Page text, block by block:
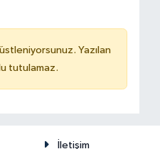
Yazılan
tutulamaz.
İletişim